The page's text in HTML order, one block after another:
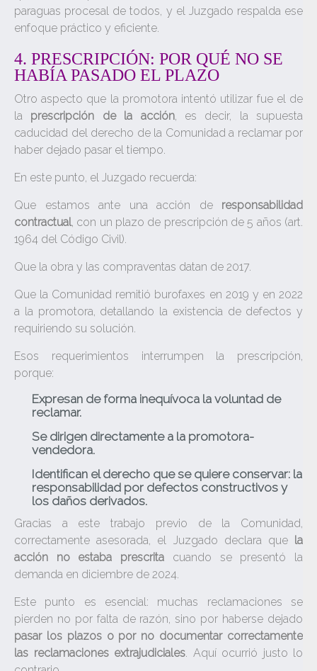
paraguas procesal de todos, y el Juzgado respalda ese
enfoque práctico y eficiente.
4. PRESCRIPCIÓN: POR QUÉ NO SE
HABÍA PASADO EL PLAZO
Otro aspecto que la promotora intentó utilizar fue el de
la prescripción de la acción, es decir, la supuesta
caducidad del derecho de la Comunidad a reclamar por
haber dejado pasar el tiempo.
En este punto, el Juzgado recuerda:
Que estamos ante una acción de responsabilidad
contractual, con un plazo de prescripción de 5 años (art.
1964 del Código Civil).
Que la obra y las compraventas datan de 2017.
Que la Comunidad remitió burofaxes en 2019 y en 2022
a la promotora, detallando la existencia de defectos y
requiriendo su solución.
Esos requerimientos interrumpen la prescripción,
porque:
Expresan de forma inequívoca la voluntad de
reclamar.
Se dirigen directamente a la promotora-
vendedora.
Identifican el derecho que se quiere conservar: la
responsabilidad por defectos constructivos y
los daños derivados.
Gracias a este trabajo previo de la Comunidad,
correctamente asesorada, el Juzgado declara que la
acción no estaba prescrita cuando se presentó la
demanda en diciembre de 2024.
Este punto es esencial: muchas reclamaciones se
pierden no por falta de razón, sino por haberse dejado
pasar los plazos o por no documentar correctamente
las reclamaciones extrajudiciales . Aquí ocurrió justo lo